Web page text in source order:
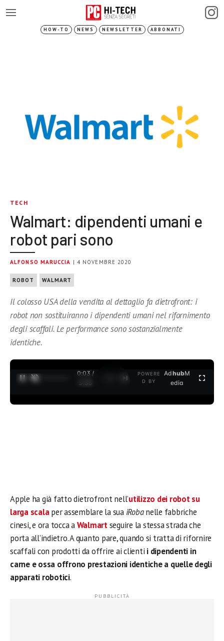
HOW-TO NEWS NEWSLETTER ABBONATI
TECH
Walmart: dipendenti umani e
robot pari sono
ALFONSO MARUCCIA | 4 NOVEMBRE 2020
ROBOT WALMART
Il colosso USA della vendita al dettaglio fa dietrofront: i
robot non sostituiranno i dipendenti umani nel rifornimento
degli scaffali. Le performance sono sostanzialmente
identiche.
0:04 /
3:35
POWERE
D BY
AdhubM
edia
Apple ha già fatto dietrofront nell’utilizzo dei robot su
larga scalaper assemblare la sua iRobanelle fabbriche
cinesi, e ora tocca aWalmartseguire la stessa strada che
porta all’indietro. A quanto pare, quando si tratta di rifornire
scaffali con prodotti da offrire ai clienti i dipendenti in
carne e ossa offrono prestazioni identiche a quelle degli
apparati robotici.